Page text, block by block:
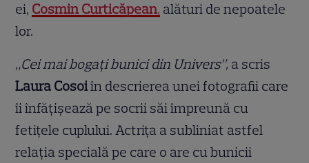
ei, Cosmin Curticăpean, alături de nepoatele
lor.
„Cei mai bogați bunici din Univers”, a scris
Laura Cosoiîn descrierea unei fotografii care
îi înfățișează pe socrii săi împreună cu
fetițele cuplului. Actrița a subliniat astfel
relația specială pe care o are cu bunicii